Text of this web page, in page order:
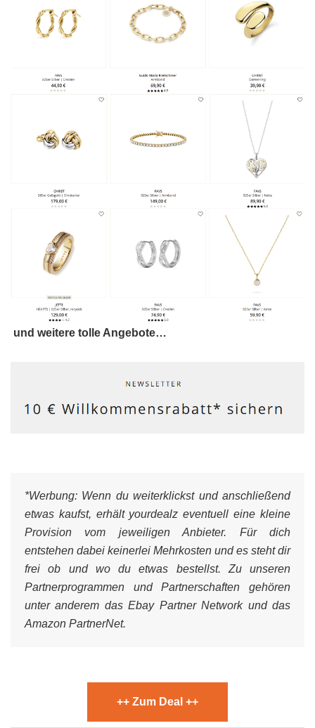
und weitere tolle Angebote…
*Werbung: Wenn du weiterklickst und anschließend
etwas kaufst, erhält yourdealz eventuell eine kleine
Provision vom jeweiligen Anbieter. Für dich
entstehen dabei keinerlei Mehrkosten und es steht dir
frei ob und wo du etwas bestellst. Zu unseren
Partnerprogrammen und Partnerschaften gehören
unter anderem das Ebay Partner Network und das
Amazon PartnerNet.
++ Zum Deal ++